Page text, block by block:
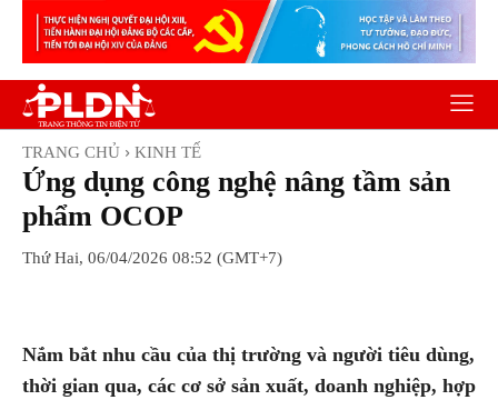
TRANG CHỦ KINH TẾ
Ứng dụng công nghệ nâng tầm sản
phẩm OCOP
Thứ Hai, 06/04/2026 08:52 (GMT+7)
Nắm bắt nhu cầu của thị trường và người tiêu dùng,
thời gian qua, các cơ sở sản xuất, doanh nghiệp, hợp